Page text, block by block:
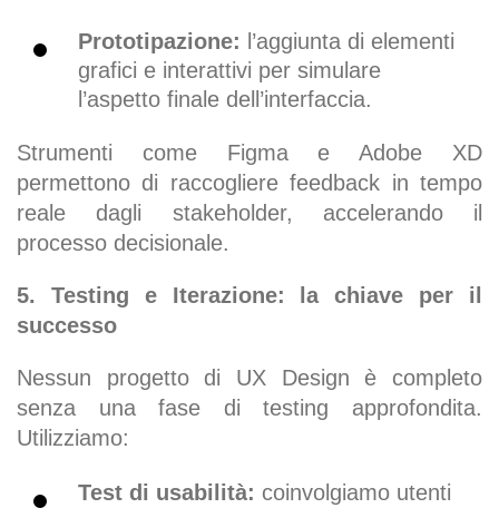
Prototipazione: l’aggiunta di elementi
grafici e interattivi per simulare
l’aspetto finale dell’interfaccia.
Strumenti come Figma e Adobe XD
permettono di raccogliere feedback in tempo
reale dagli stakeholder, accelerando il
processo decisionale.
5. Testing e Iterazione: la chiave per il
successo
Nessun progetto di UX Design è completo
senza una fase di testing approfondita.
Utilizziamo:
Test di usabilità: coinvolgiamo utenti